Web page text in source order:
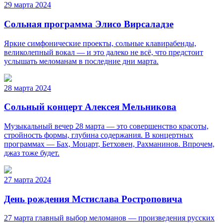
29 марта 2024
Сольная программа Элисо Вирсаладзе
Яркие симфонические проекты, сольные клавирабенды,
великолепный вокал — и это далеко не всё, что предстоит
услышать меломанам в последние дни марта.
28 марта 2024
Сольный концерт Алексея Мельникова
Музыкальный вечер 28 марта — это совершенство красоты,
стройность формы, глубина содержания. В концертных
программах — Бах, Моцарт, Бетховен, Рахманинов. Впрочем,
джаз тоже будет.
27 марта 2024
День рождения Мстислава Ростроповича
27 марта главный выбор меломанов — произведения русских